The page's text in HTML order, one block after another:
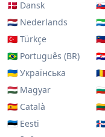
🇩🇰 Dansk
🇳🇱 Nederlands
🇹🇷 Türkçe
🇧🇷 Português (BR)
🇺🇦 Українська
🇭🇺 Magyar
🇪🇸 Català
🇪🇪 Eesti